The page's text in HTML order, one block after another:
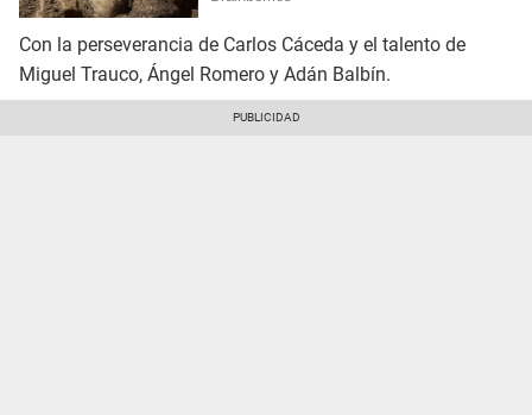
Con la perseverancia de Carlos Cáceda y el talento de
Miguel Trauco, Ángel Romero y Adán Balbín.